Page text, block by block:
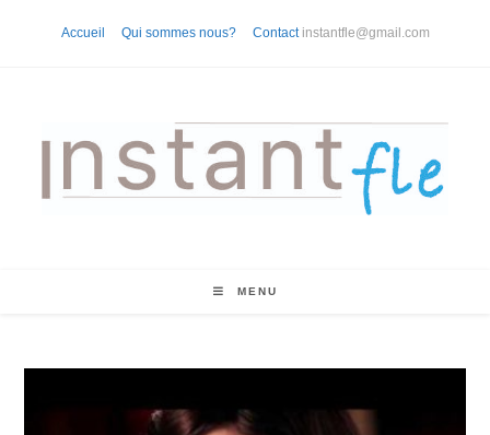
Accueil Qui sommes nous? Contact instantfle@gmail.com
MENU